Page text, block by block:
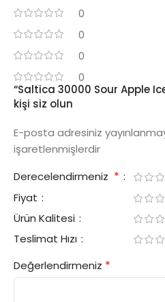
0
0
0
0
“Saltica 30000 Sour Apple
kişi siz olun
E-posta adresiniz
işaretlenmişlerdir
Derecelendirmeniz *
Fiyat
Ürün Kalitesi
Teslimat Hızı
Değerlendirmeniz *